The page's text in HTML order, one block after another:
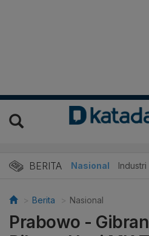
BERITA Nasional Industri
Berita Nasional
Prabowo -